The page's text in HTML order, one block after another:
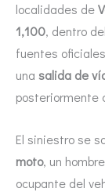
localidades de
1,100, dentro
fuentes
una salida de
posteriormente
El siniestro se
moto, un
ocupante del